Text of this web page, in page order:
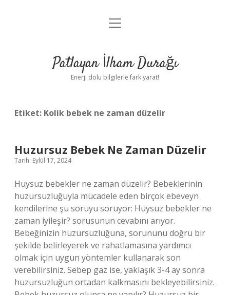
Anasayfa
Yasal Uyarı
menüyü
Patlayan İlham Durağı
Enerji dolu bilgilerle fark yarat!
Etiket: Kolik bebek ne zaman düzelir
Huzursuz Bebek Ne Zaman Düzelir
Tarih: Eylül 17, 2024
Huysuz bebekler ne zaman düzelir? Bebeklerinin
huzursuzluğuyla mücadele eden birçok ebeveyn
kendilerine şu soruyu soruyor: Huysuz bebekler ne
zaman iyileşir? sorusunun cevabını arıyor.
Bebeğinizin huzursuzluğuna, sorununu doğru bir
şekilde belirleyerek ve rahatlamasına yardımcı
olmak için uygun yöntemler kullanarak son
verebilirsiniz. Sebep gaz ise, yaklaşık 3-4 ay sonra
huzursuzluğun ortadan kalkmasını bekleyebilirsiniz.